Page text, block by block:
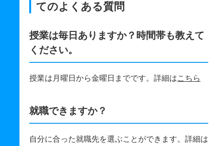
てのよくある質問
授業は毎日ありますか？時間帯も教えて
ください。
授業は月曜日から金曜日までです。詳細はこちら
就職できますか？
自分に合った就職先を選ぶことができます。詳細は